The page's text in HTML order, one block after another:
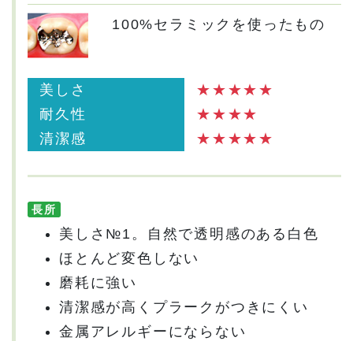
100%セラミックを使ったもの
美しさ
★★★★★
耐久性
★★★★
清潔感
★★★★★
長所
美しさ№1。自然で透明感のある白色
ほとんど変色しない
磨耗に強い
清潔感が高くプラークがつきにくい
金属アレルギーにならない